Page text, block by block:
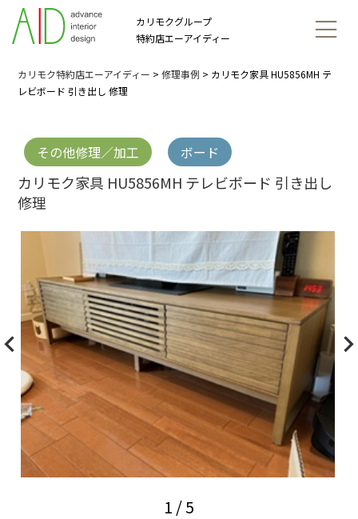
カリモクグループ
特約店エーアイディー
カリモク特約店エーアイディー >修理事例 > カリモク家具 HU5856MH テ
レビボード 引き出し 修理
その他修理／加工 ボード
カリモク家具 HU5856MH テレビボード 引き出し
修理
1 / 5